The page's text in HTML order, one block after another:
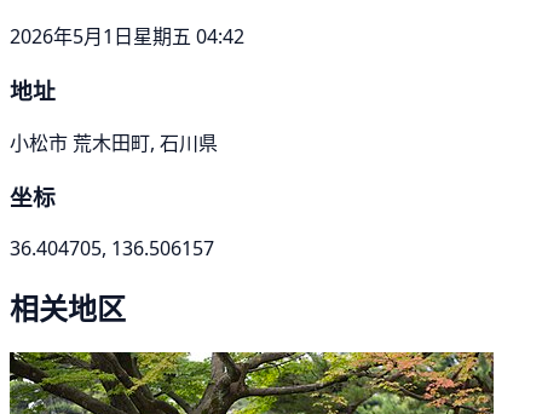
2026年5月1日星期五 04:42
地址
小松市 荒木田町, 石川県
坐标
36.404705, 136.506157
相关地区